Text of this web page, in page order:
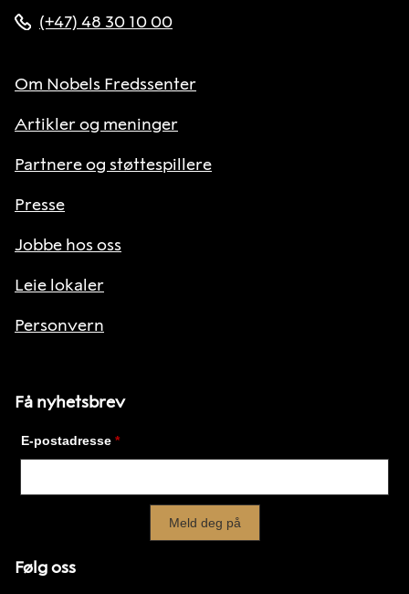
(+47) 48 30 10 00
Om Nobels Fredssenter
Artikler og meninger
Partnere og støttespillere
Presse
Jobbe hos oss
Leie lokaler
Personvern
Få nyhetsbrev
Følg oss